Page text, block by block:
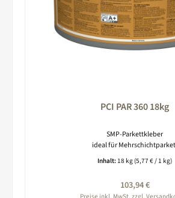
PCI PAR 360 18kg
SMP-Parkettkleber
ideal für
Inhalt: 18 kg (5,77 € / 1 kg)
Regulärer Preis:
103,94 €